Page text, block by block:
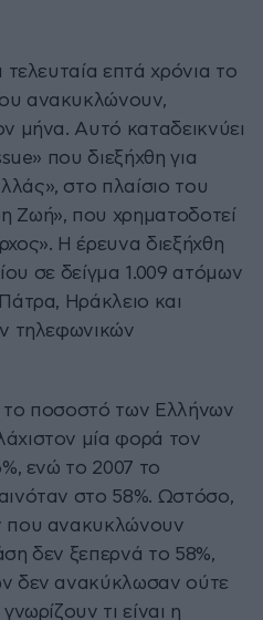
τελευταία επτά χρόνια το
ανακυκλώνουν,
μήνα. Αυτό καταδεικνύει
που διεξήχθη για
στο πλαίσιο του
Ζωή», που χρηματοδοτεί
Η έρευνα διεξήχθη
σε δείγμα 1.009 ατόμων
Ηράκλειο και
τηλεφωνικών
ποσοστό των Ελλήνων
μία φορά τον
ενώ το 2007 το
στο 58%. Ωστόσο,
που ανακυκλώνουν
δεν ξεπερνά το 58%,
δεν ανακύκλωσαν ούτε
τι είναι η